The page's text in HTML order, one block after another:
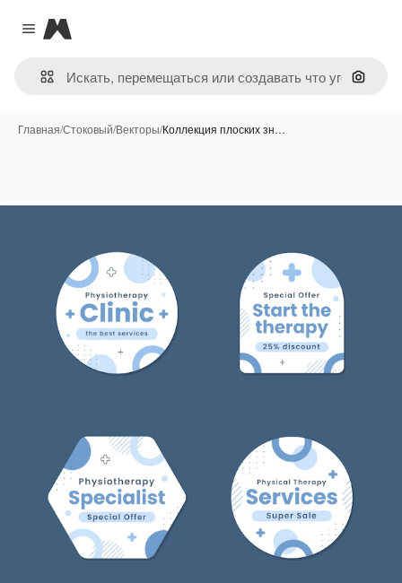
Close menu
Magnific
Поиск
Главная/Стоковый/Векторы/Коллекция плоских зн…